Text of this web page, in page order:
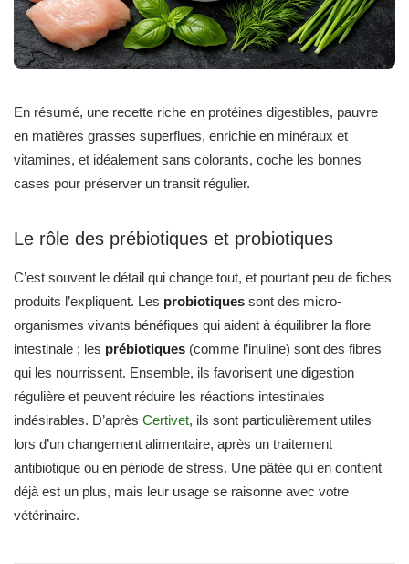
En résumé, une recette riche en protéines digestibles, pauvre
en matières grasses superflues, enrichie en minéraux et
vitamines, et idéalement sans colorants, coche les bonnes
cases pour préserver un transit régulier.
Le rôle des prébiotiques et probiotiques
C’est souvent le détail qui change tout, et pourtant peu de fiches
produits l’expliquent. Les probiotiques sont des micro-
organismes vivants bénéfiques qui aident à équilibrer la flore
intestinale ; les prébiotiques (comme l’inuline) sont des fibres
qui les nourrissent. Ensemble, ils favorisent une digestion
régulière et peuvent réduire les réactions intestinales
indésirables. D’après Certivet, ils sont particulièrement utiles
lors d’un changement alimentaire, après un traitement
antibiotique ou en période de stress. Une pâtée qui en contient
déjà est un plus, mais leur usage se raisonne avec votre
vétérinaire.